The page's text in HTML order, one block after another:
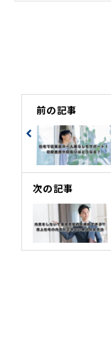
前の記事
次の記事